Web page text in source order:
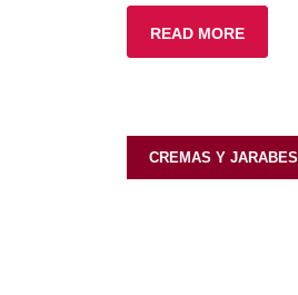
READ MORE
CREMAS Y JARABES